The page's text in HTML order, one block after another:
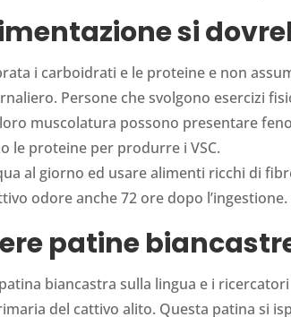
si
i carboidrati e le proteine e non
Persone che svolgono esercizi
muscolatura possono presentare
le proteine per produrre i VSC.
al giorno ed usare alimenti ricchi di
odore anche 72 ore dopo l’ingestione.
patine
biancastra sulla lingua e i
del cattivo alito. Questa patina si